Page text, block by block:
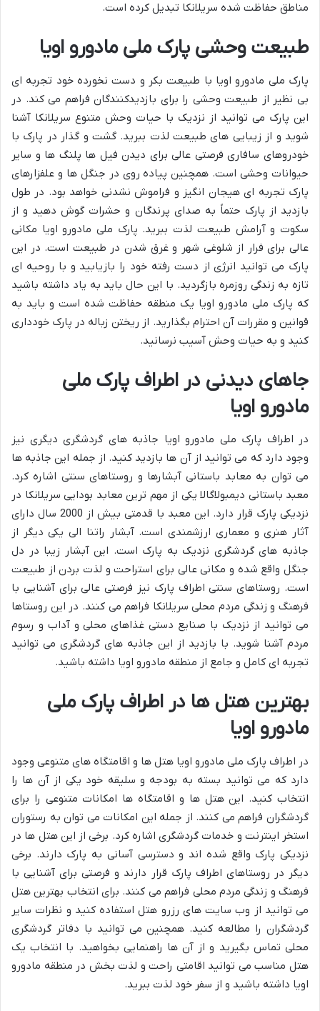
مناطق حفاظت شده سریلانکا تبدیل کرده است.
طبیعت وحشی پارک ملی مادورو اویا
پارک ملی مادورو اویا با طبیعت بکر و دست نخورده خود تجربه ای
بی نظیر از طبیعت وحشی را برای بازدیدکنندگان فراهم می کند. در
این پارک می توانید از نزدیک با حیات وحش متنوع سریلانکا آشنا
شوید و از زیبایی های طبیعت لذت ببرید. گشت و گذار در پارک با
خودروهای سافاری فرصتی عالی برای دیدن فیل ها پلنگ ها و سایر
حیوانات وحشی است. همچنین پیاده روی در جنگل ها و علفزارهای
پارک تجربه ای هیجان انگیز و فراموش نشدنی خواهد بود. در طول
بازدید از پارک حتماً به صدای پرندگان و حشرات گوش دهید و از
سکوت و آرامش طبیعت لذت ببرید. پارک ملی مادورو اویا مکانی
عالی برای فرار از شلوغی شهر و غرق شدن در طبیعت است. در این
پارک می توانید انرژی از دست رفته خود را بازیابید و با روحیه ای
تازه به زندگی روزمره بازگردید. با این حال باید به یاد داشته باشید
که پارک ملی مادورو اویا یک منطقه حفاظت شده است و باید به
قوانین و مقررات آن احترام بگذارید. از ریختن زباله در پارک خودداری
کنید و به حیات وحش آسیب نرسانید.
جاهای دیدنی در اطراف پارک ملی
مادورو اویا
در اطراف پارک ملی مادورو اویا جاذبه های گردشگری دیگری نیز
وجود دارد که می توانید از آن ها بازدید کنید. از جمله این جاذبه ها
می توان به معابد باستانی آبشارها و روستاهای سنتی اشاره کرد.
معبد باستانی دیمبولاگالا یکی از مهم ترین معابد بودایی سریلانکا در
نزدیکی پارک قرار دارد. این معبد با قدمتی بیش از 2000 سال دارای
آثار هنری و معماری ارزشمندی است. آبشار راتنا الی یکی دیگر از
جاذبه های گردشگری نزدیک به پارک است. این آبشار زیبا در دل
جنگل واقع شده و مکانی عالی برای استراحت و لذت بردن از طبیعت
است. روستاهای سنتی اطراف پارک نیز فرصتی عالی برای آشنایی با
فرهنگ و زندگی مردم محلی سریلانکا فراهم می کنند. در این روستاها
می توانید از نزدیک با صنایع دستی غذاهای محلی و آداب و رسوم
مردم آشنا شوید. با بازدید از این جاذبه های گردشگری می توانید
تجربه ای کامل و جامع از منطقه مادورو اویا داشته باشید.
بهترین هتل ها در اطراف پارک ملی
مادورو اویا
در اطراف پارک ملی مادورو اویا هتل ها و اقامتگاه های متنوعی وجود
دارد که می توانید بسته به بودجه و سلیقه خود یکی از آن ها را
انتخاب کنید. این هتل ها و اقامتگاه ها امکانات متنوعی را برای
گردشگران فراهم می کنند. از جمله این امکانات می توان به رستوران
استخر اینترنت و خدمات گردشگری اشاره کرد. برخی از این هتل ها در
نزدیکی پارک واقع شده اند و دسترسی آسانی به پارک دارند. برخی
دیگر در روستاهای اطراف پارک قرار دارند و فرصتی برای آشنایی با
فرهنگ و زندگی مردم محلی فراهم می کنند. برای انتخاب بهترین هتل
می توانید از وب سایت های رزرو هتل استفاده کنید و نظرات سایر
گردشگران را مطالعه کنید. همچنین می توانید با دفاتر گردشگری
محلی تماس بگیرید و از آن ها راهنمایی بخواهید. با انتخاب یک
هتل مناسب می توانید اقامتی راحت و لذت بخش در منطقه مادورو
اویا داشته باشید و از سفر خود لذت ببرید.